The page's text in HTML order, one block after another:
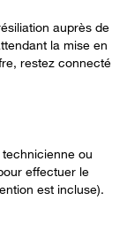
auprès de
la mise en
restez connecté
ou
effectuer le
est incluse).